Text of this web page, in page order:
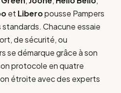
et Liberopousse Pampers
standards. Chacune essaie
de sécurité, ou
se démarque grâce à son
protocole en quatre
étroite avec des experts